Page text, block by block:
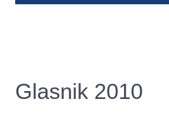
Glasnik 2010